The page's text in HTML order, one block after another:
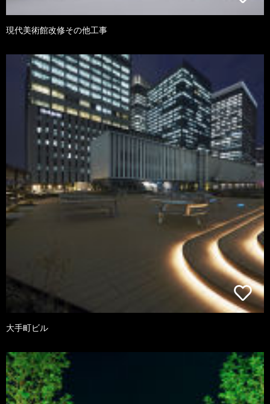
現代美術館改修その他工事
大手町ビル